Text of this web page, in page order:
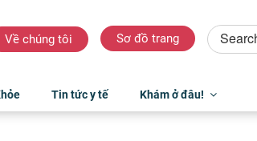
Về chúng tôi Sơ đồ trang
Tin tức y tế Khám ở đâu!